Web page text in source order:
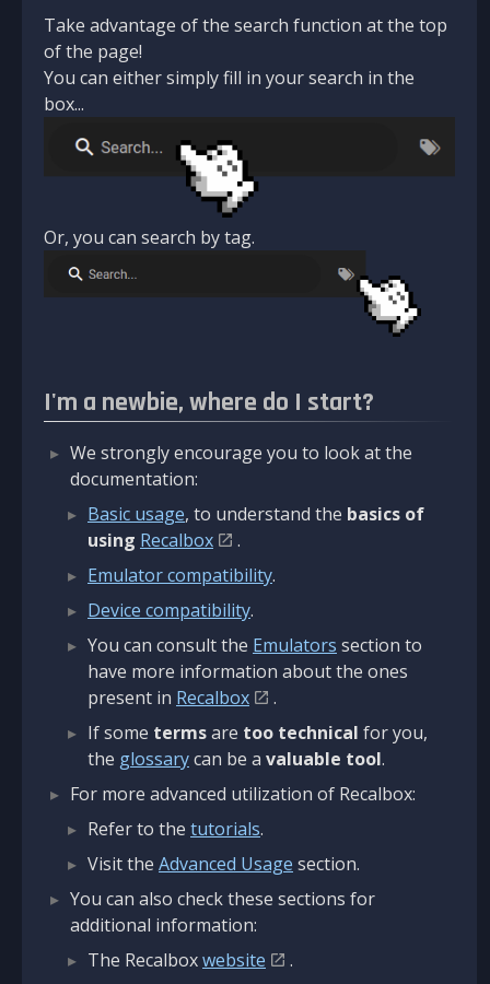
Take advantage of the search function at the top
of the page!
You can either simply fill in your search in the
box...
Or, you can search by tag.
I'm a newbie, where do I start?
We strongly encourage you to look at the
documentation:
Basic usage, to understand the basics of
using Recalbox
.
Emulator compatibility.
Device compatibility.
You can consult the Emulators section to
have more information about the ones
present in Recalbox
.
If some termsare too technical for you,
the glossarycan be a valuable tool.
For more advanced utilization of Recalbox:
Refer to the tutorials.
Visit the Advanced Usage section.
You can also check these sections for
additional information:
The Recalboxwebsite
.